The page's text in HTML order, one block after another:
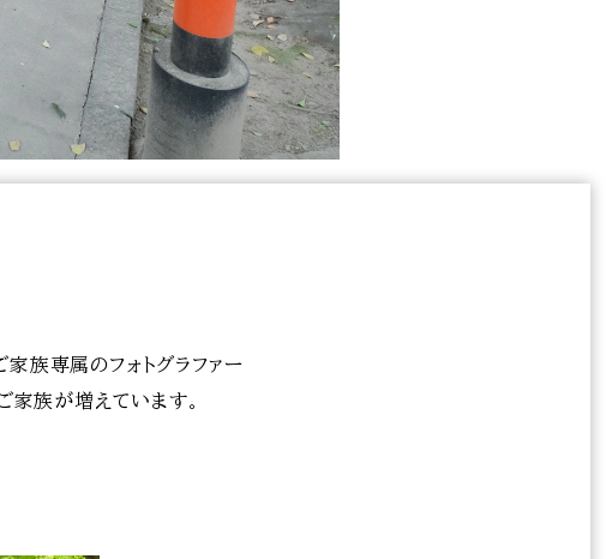
族専属のフォトグラファー
家族が増えています。